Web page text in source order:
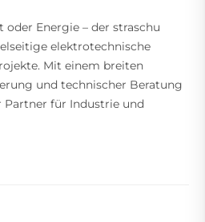
Energie – der straschu
elektrotechnische
Mit einem breiten
und technischer Beratung
Partner für Industrie und